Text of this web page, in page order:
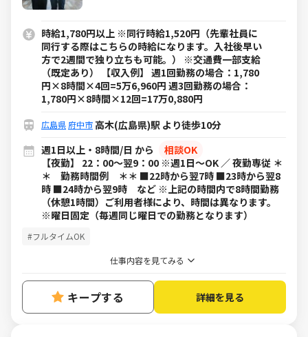
時給1,780円以上 ※同行時給1,520円（先輩社員に
同行する際はこちらの時給になります。入社後早い
方で2週間で独り立ちも可能。） ※交通費一部支給
（既定あり） 【収入例】 週1回勤務の場合：1,780
円×8時間×4回=5万6,960円 週3回勤務の場合：
1,780円×8時間×12回=17万0,880円
広島県 府中市 高木(広島県)駅 より徒歩10分
週1日以上・8時間/日 から
相談OK
【夜勤】 22：00～翌9：00 ※週1日～OK ／ 夜勤専従 ＊
＊ 勤務時間例 ＊＊ ■22時から翌7時 ■23時から翌8
時 ■24時から翌9時 など ※上記の時間内で8時間勤務
（休憩1時間）ご利用者様により、時間は異なります。
※曜日固定（毎週同じ曜日での勤務となります）
#フルタイムOK
仕事内容を見てみる
キープする 詳細を見る